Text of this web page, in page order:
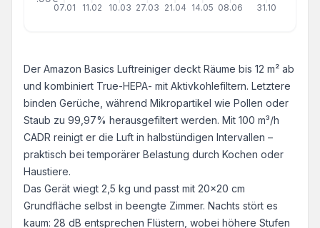
07.01 11.02 10.03 27.03 21.04 14.05 08.06 31.10
Der Amazon Basics Luftreiniger deckt Räume bis 12 m² ab
und kombiniert True-HEPA- mit Aktivkohlefiltern. Letztere
binden Gerüche, während Mikropartikel wie Pollen oder
Staub zu 99,97% herausgefiltert werden. Mit 100 m³/h
CADR reinigt er die Luft in halbstündigen Intervallen –
praktisch bei temporärer Belastung durch Kochen oder
Haustiere.
Das Gerät wiegt 2,5 kg und passt mit 20x20 cm
Grundfläche selbst in beengte Zimmer. Nachts stört es
kaum: 28 dB entsprechen Flüstern, wobei höhere Stufen